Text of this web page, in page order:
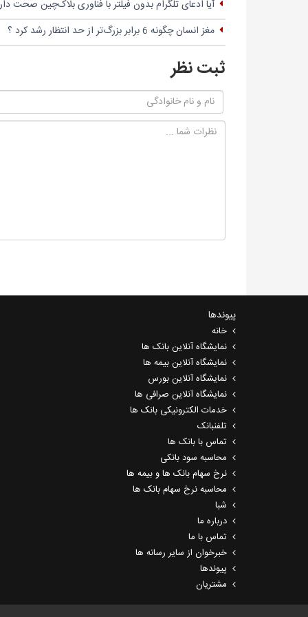
آیا ادعای تلگرام بدون فیلتر با فناوری بلاک‌چین صحت
مغز انسان چگونه 6 برابر بزرگ‌تر از حد انتظار رشد کرد ؟
ثبت نظر
پیوندها
خانه
نمایشگاه آنلاین بانک ها
نمایشگاه آنلاین بیمه ها
نمایشگاه آنلاین بورس
نمایشگاه آنلاین صرافی ها
خدمات الکترونیکی بانک ها
تلفنبانک
تماس با بانک ها
محاسبه سود بانکی
نرخ سهام بانک ها و بیمه ها
محاسبه نرخ سهام بانک ها
شبا
درباره ما
تماس با ما
خبرخوان از سایر رسانه ها
پیوندها
مشتریان